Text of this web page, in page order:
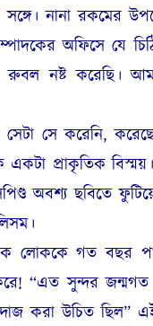
সঙ্গে। নানা রকমের
অফিসে যে
রুবল নষ্ট করেছি।
সেটা সে করেনি,
প্রাকৃতিক
অবশ্য ছবিতে
লোককে গত বছর
“এত সুন্দর জন্মগত
করা উচিত ছিল”